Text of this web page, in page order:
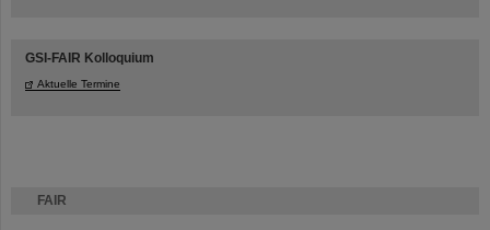
FAIR
GSI-FAIR Kolloquium
Aktuelle Termine